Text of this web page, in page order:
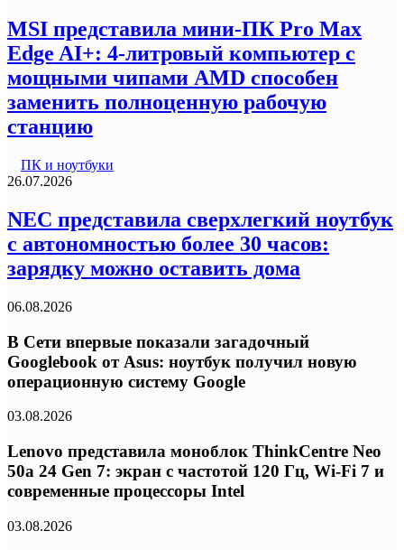
MSI представила мини-ПК Pro Max
Edge AI+: 4-литровый компьютер с
мощными чипами AMD способен
заменить полноценную рабочую
станцию
ПК и ноутбуки
26.07.2026
NEC представила сверхлегкий ноутбук
с автономностью более 30 часов:
зарядку можно оставить дома
06.08.2026
В Сети впервые показали загадочный
Googlebook от Asus: ноутбук получил новую
операционную систему Google
03.08.2026
Lenovo представила моноблок ThinkCentre Neo
50a 24 Gen 7: экран с частотой 120 Гц, Wi-Fi 7 и
современные процессоры Intel
03.08.2026